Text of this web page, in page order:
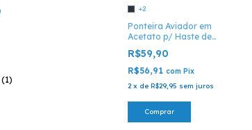
+2
Ponteira Aviador em
Acetato p/ Haste de
Óculos - P 32, P 36, P
47 E P 48
R$59,90
R$56,91 com Pix
2 x de R$29,95 sem juros
Comprar